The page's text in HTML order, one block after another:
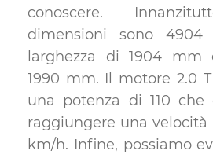
conoscere.
dimensioni sono
larghezza di 1904 mm
1990 mm. Il motore 2.0
una potenza di 110
raggiungere una velocità
km/h. Infine, possiamo